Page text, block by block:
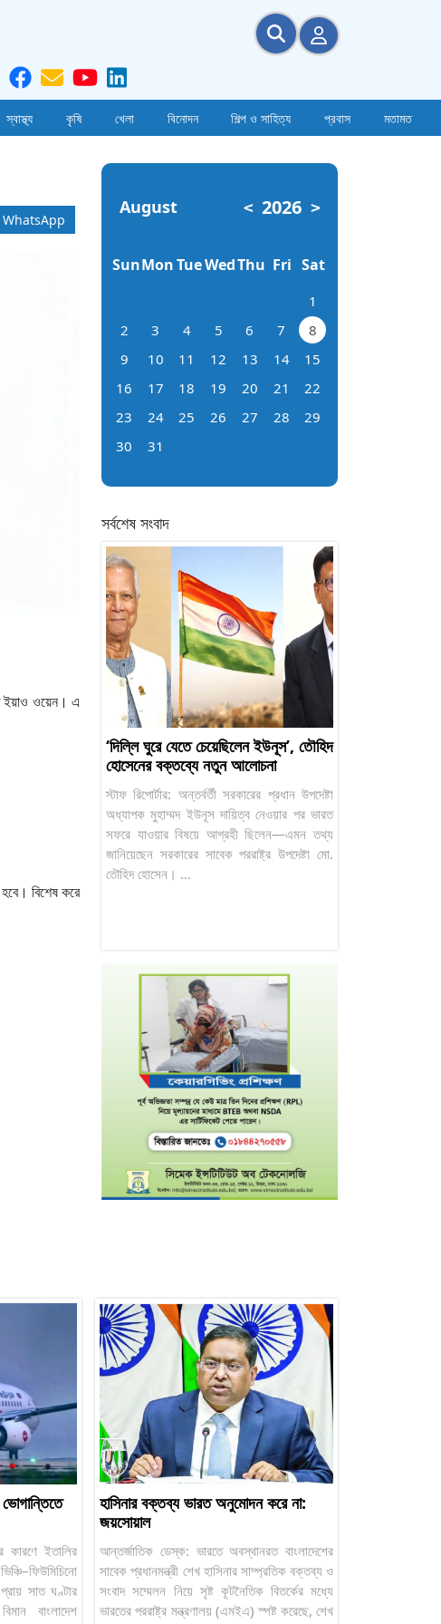
স্বাস্থ্য কৃষি খেলা বিনোদন শিল্প ও সাহিত্য প্রবাস মতামত
WhatsApp
ইয়াও ওয়েন। এ
বিশেষ করে
August < 2026 >
SunMonTueWedThu Fri Sat
1
2
3 4 5 6 7
8
9
10 11 12 13 14
15
16
17 18 19 20 21
22
23
24 25 26 27 28
29
30
31
সর্বশেষ সংবাদ
‘দিল্লি ঘুরে যেতে চেয়েছিলেন ইউনূস’, তৌহিদ
হোসেনের বক্তব্যে নতুন আলোচনা
স্টাফ রিপোর্টার: অন্তর্বর্তী সরকারের প্রধান উপদেষ্টা
অধ্যাপক মুহাম্মদ ইউনূস দায়িত্ব নেওয়ার পর ভারত
সফরে যাওয়ার বিষয়ে আগ্রহী ছিলেন—এমন তথ্য
জানিয়েছেন সরকারের সাবেক পররাষ্ট্র উপদেষ্টা মো.
তৌহিদ হোসেন। ...
কারণে ইতালির
সাত ঘণ্টার
বাংলাদেশ
হাসিনার বক্তব্য ভারত অনুমোদন করে না:
জয়সোয়াল
আন্তর্জাতিক ডেস্ক: ভারতে অবস্থানরত বাংলাদেশের
সাবেক প্রধানমন্ত্রী শেখ হাসিনার সাম্প্রতিক বক্তব্য ও
সংবাদ সম্মেলন নিয়ে সৃষ্ট কূটনৈতিক বিতর্কের মধ্যে
ভারতের পররাষ্ট্র মন্ত্রণালয় (এমইএ) স্পষ্ট করেছে, শেখ